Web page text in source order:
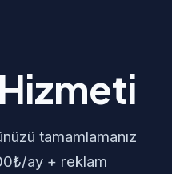
Hizmeti
tamamlamanız
ay + reklam